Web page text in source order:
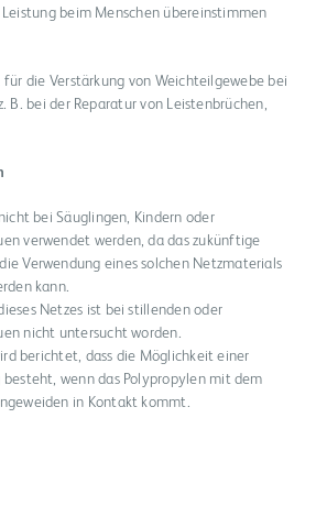
beim Menschen übereinstimmen
für die Verstärkung von Weichteilgewebe bei
B. bei der Reparatur von Leistenbrüchen,
bei Säuglingen, Kindern oder
verwendet werden, da das zukünftige
Verwendung eines solchen Netzmaterials
kann.
Netzes ist bei stillenden oder
nicht untersucht worden.
berichtet, dass die Möglichkeit einer
besteht, wenn das Polypropylen mit dem
in Kontakt kommt.